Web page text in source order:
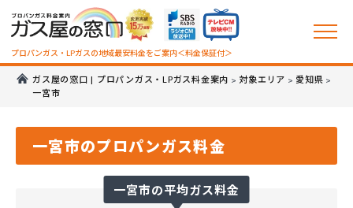
プロパンガス・LPガスの地域最安料金をご案内＜料金保証付＞
ガス屋の窓口 | プロパンガス・LPガス料金案内 > 対象エリア > 愛知県 >
一宮市
一宮市のプロパンガス料金
一宮市の平均ガス料金